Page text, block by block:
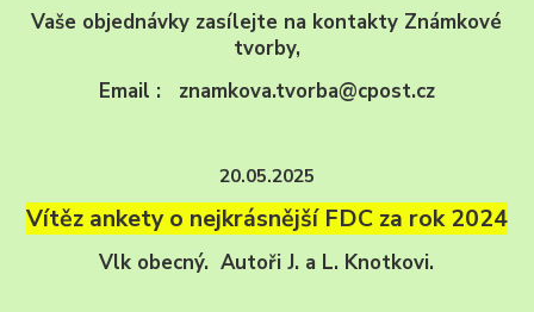
Vaše objednávky zasílejte na kontakty Známkové
tvorby,
Email : znamkova.tvorba@cpost.cz
20.05.2025
Vítěz ankety o nejkrásnější FDC za rok 2024
Vlk obecný. Autoři J. a L. Knotkovi.